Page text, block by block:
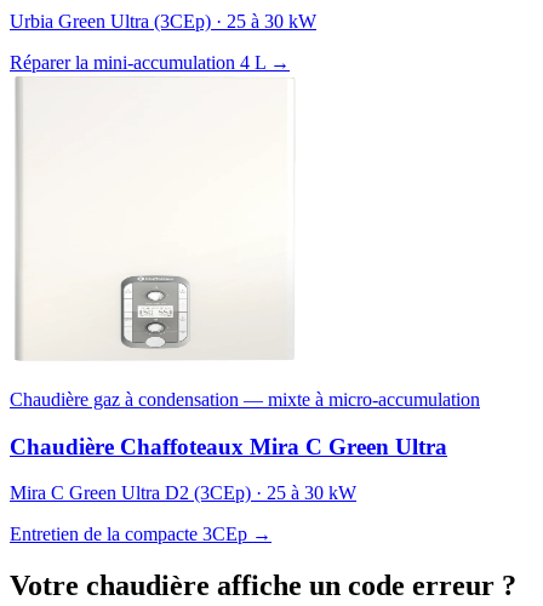
Urbia Green Ultra (3CEp) · 25 à 30 kW
Réparer la mini-accumulation 4 L →
Chaudière gaz à condensation — mixte à micro-accumulation
Chaudière Chaffoteaux Mira C Green Ultra
Mira C Green Ultra D2 (3CEp) · 25 à 30 kW
Entretien de la compacte 3CEp →
Votre chaudière affiche un code erreur ?